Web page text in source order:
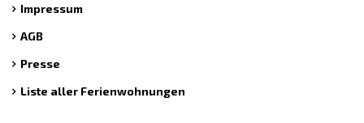
Impressum
AGB
Presse
Liste aller Ferienwohnungen